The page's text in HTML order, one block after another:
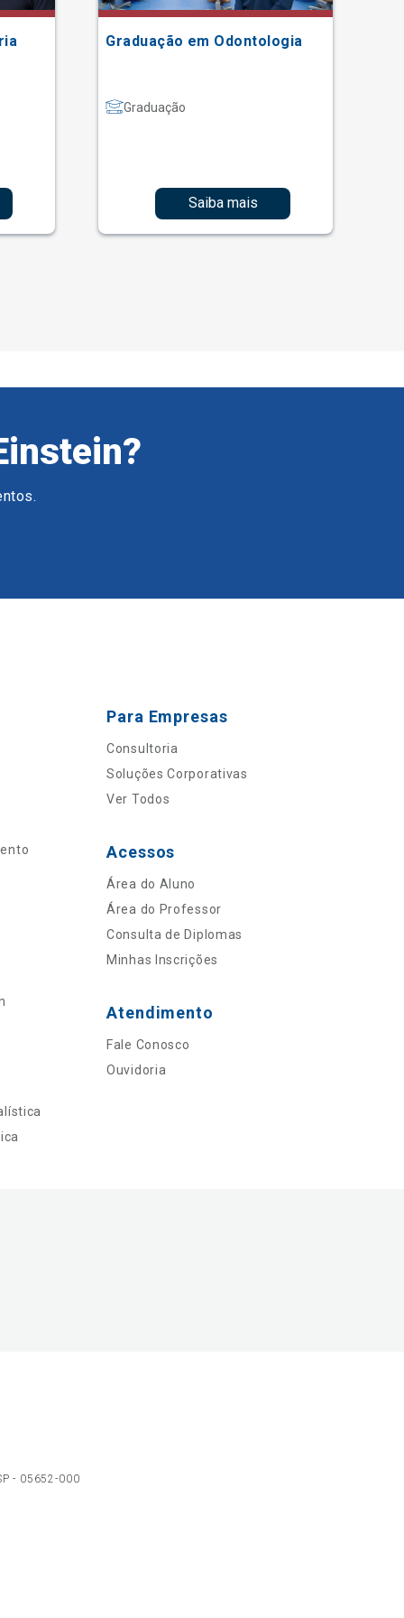
Graduação em Odontologia
Graduação
Saiba mais
Para Empresas
Consultoria
Soluções Corporativas
Ver Todos
Acessos
Área do Aluno
Área do Professor
Consulta de Diplomas
Minhas Inscrições
Atendimento
Fale Conosco
Ouvidoria
- 05652-000